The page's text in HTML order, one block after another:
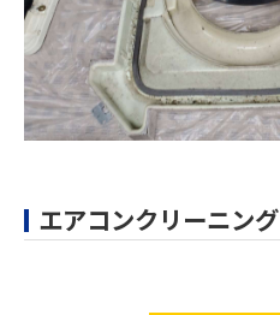
エアコンクリーニング